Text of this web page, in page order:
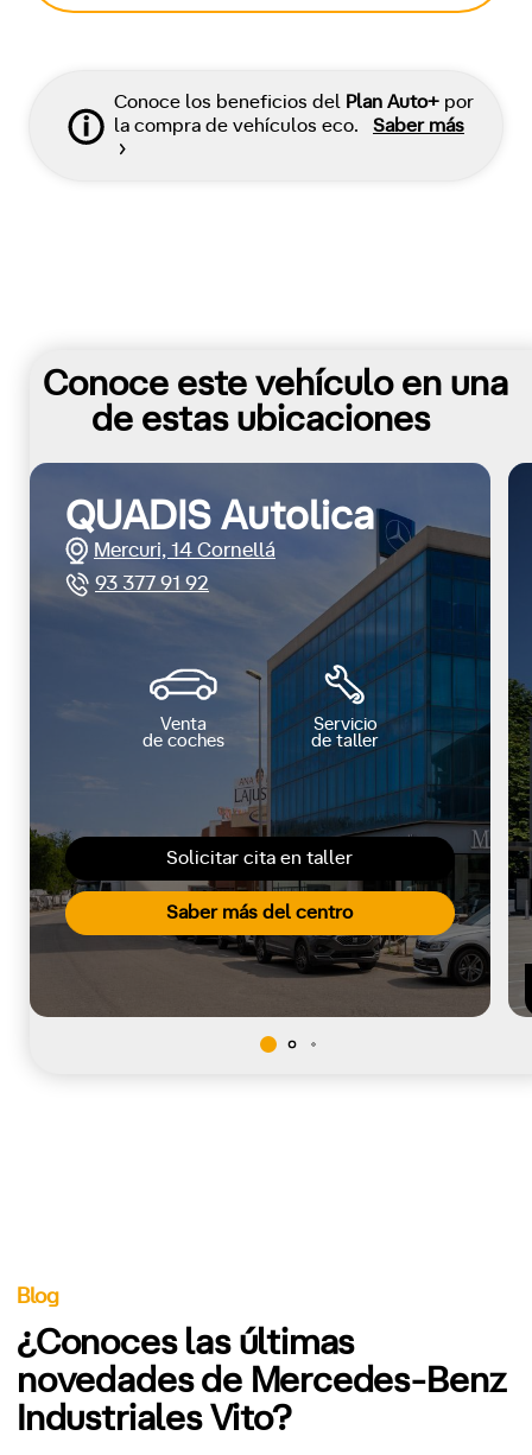
Conoce los beneficios del Plan Auto+ por
la compra de vehículos eco.
Saber más
Conoce este vehículo en una
de estas ubicaciones
Solicitar cita en taller
Saber más del centro
QUADIS Autolica
Mercuri, 14 Cornellá
93 377 91 92
Venta
de coches
Servicio
de taller
Blog
¿Conoces las últimas
novedades de Mercedes-Benz
Industriales Vito?